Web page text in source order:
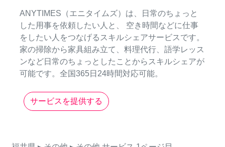
ANYTIMES（エニタイムズ）は、日常のちょっと
した用事を依頼したい人と、 空き時間などに仕事
をしたい人をつなげるスキルシェアサービスです。
家の掃除から家具組み立て、料理代行、語学レッス
ンなど日常のちょっとしたことからスキルシェアが
可能です。全国365日24時間対応可能。
サービスを提供する